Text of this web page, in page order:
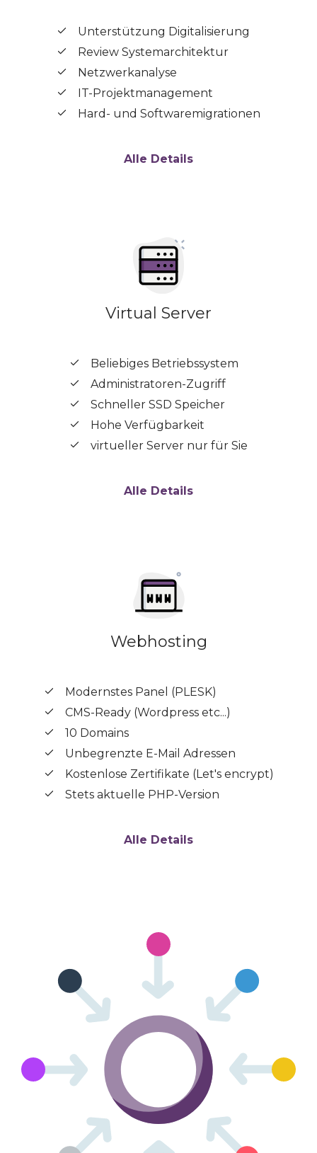
Unterstützung Digitalisierung
Review Systemarchitektur
Netzwerkanalyse
IT-Projektmanagement
Hard- und Softwaremigrationen
Alle Details
Virtual Server
Beliebiges Betriebssystem
Administratoren-Zugriff
Schneller SSD Speicher
Hohe Verfügbarkeit
virtueller Server nur für Sie
Alle Details
Webhosting
Modernstes Panel (PLESK)
CMS-Ready (Wordpress etc...)
10 Domains
Unbegrenzte E-Mail Adressen
Kostenlose Zertifikate (Let's encrypt)
Stets aktuelle PHP-Version
Alle Details